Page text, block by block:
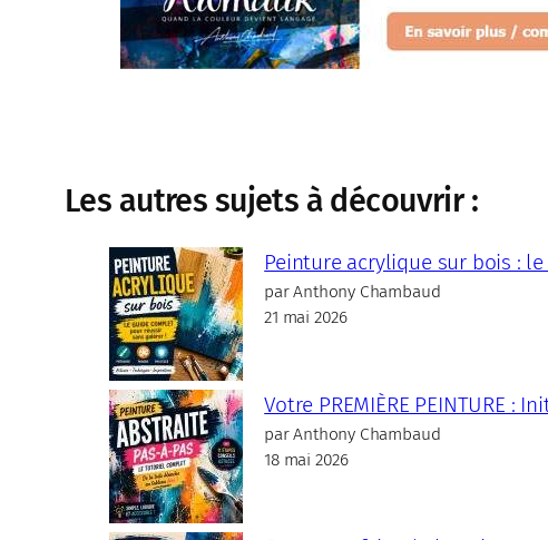
Les autres sujets à découvrir :
Peinture acrylique sur bois :
par Anthony Chambaud
21 mai 2026
Votre PREMIÈRE PEINTURE :
par Anthony Chambaud
18 mai 2026